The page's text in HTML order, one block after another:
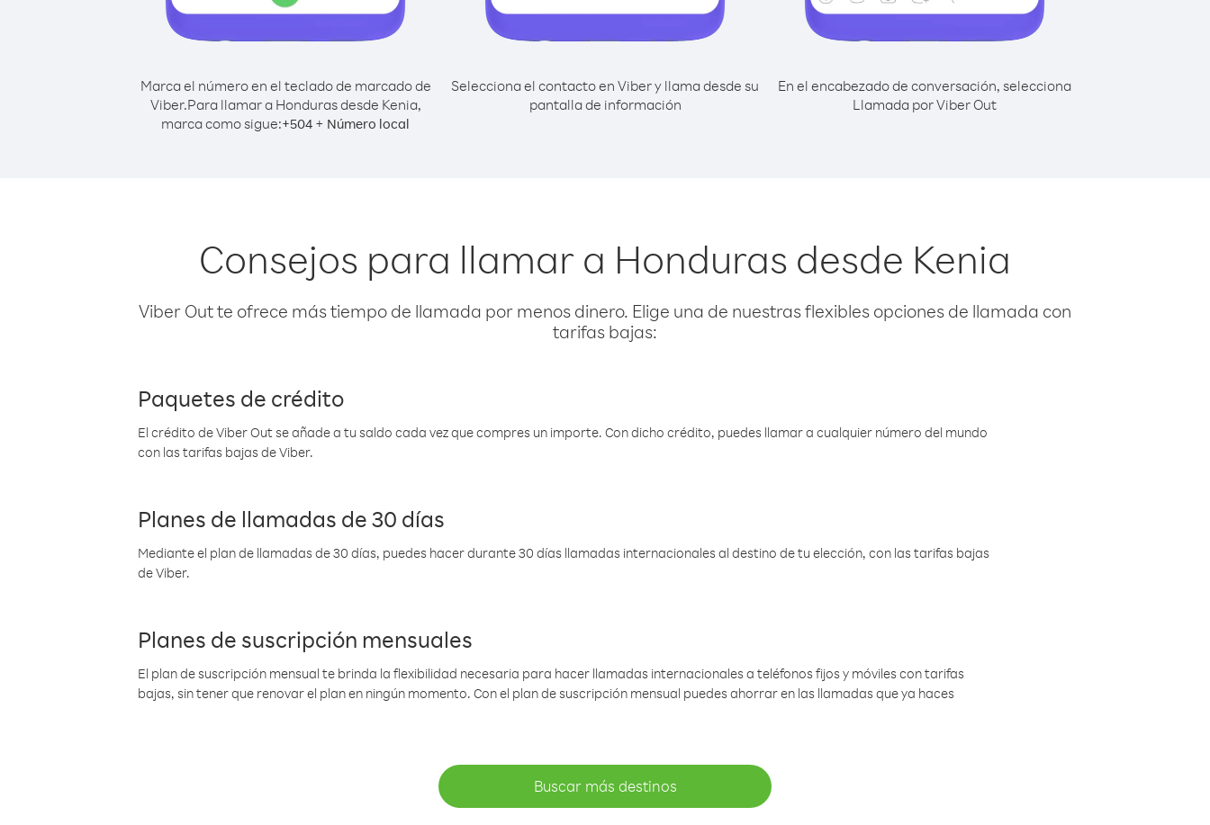
Marca el número en el teclado de marcado de
Viber.Para llamar a Honduras desde Kenia,
marca como sigue:+504 + Número local
Selecciona el contacto en Viber y llama desde su
pantalla de información
En el encabezado de conversación, selecciona
Llamada por Viber Out
Consejos para llamar a Honduras desde Kenia
Viber Out te ofrece más tiempo de llamada por menos dinero. Elige una de nuestras flexibles opciones de llamada con
tarifas bajas:
Paquetes de crédito
El crédito de Viber Out se añade a tu saldo cada vez que compres un importe. Con dicho crédito, puedes llamar a cualquier número del mundo
con las tarifas bajas de Viber.
Planes de llamadas de 30 días
Mediante el plan de llamadas de 30 días, puedes hacer durante 30 días llamadas internacionales al destino de tu elección, con las tarifas bajas
de Viber.
Planes de suscripción mensuales
El plan de suscripción mensual te brinda la flexibilidad necesaria para hacer llamadas internacionales a teléfonos fijos y móviles con tarifas
bajas, sin tener que renovar el plan en ningún momento. Con el plan de suscripción mensual puedes ahorrar en las llamadas que ya haces
Buscar más destinos